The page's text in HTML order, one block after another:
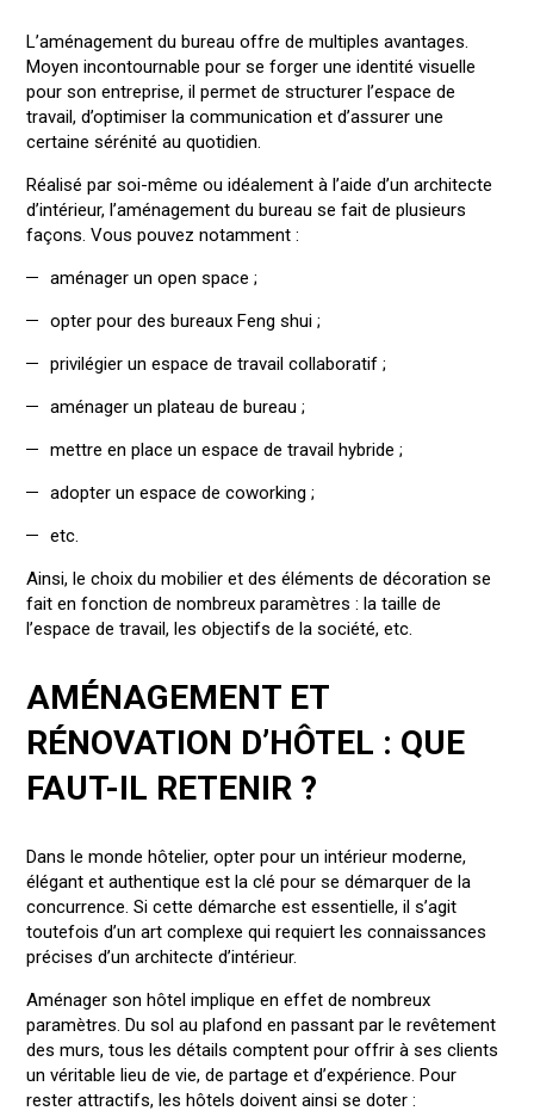
L’aménagement du bureau offre de multiples avantages.
Moyen incontournable pour se forger une identité visuelle
pour son entreprise, il permet de structurer l’espace de
travail, d’optimiser la communication et d’assurer une
certaine sérénité au quotidien.
Réalisé par soi-même ou idéalement à l’aide d’un architecte
d’intérieur, l’aménagement du bureau se fait de plusieurs
façons. Vous pouvez notamment :
aménager un open space ;
opter pour des bureaux Feng shui ;
privilégier un espace de travail collaboratif ;
aménager un plateau de bureau ;
mettre en place un espace de travail hybride ;
adopter un espace de coworking ;
etc.
Ainsi, le choix du mobilier et des éléments de décoration se
fait en fonction de nombreux paramètres : la taille de
l’espace de travail, les objectifs de la société, etc.
AMÉNAGEMENT ET
RÉNOVATION D’HÔTEL : QUE
FAUT-IL RETENIR ?
Dans le monde hôtelier, opter pour un intérieur moderne,
élégant et authentique est la clé pour se démarquer de la
concurrence. Si cette démarche est essentielle, il s’agit
toutefois d’un art complexe qui requiert les connaissances
précises d’un architecte d’intérieur.
Aménager son hôtel implique en effet de nombreux
paramètres. Du sol au plafond en passant par le revêtement
des murs, tous les détails comptent pour offrir à ses clients
un véritable lieu de vie, de partage et d’expérience. Pour
rester attractifs, les hôtels doivent ainsi se doter :